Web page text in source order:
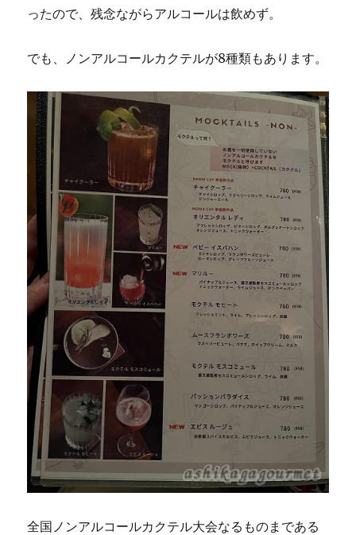
ったので、残念ながらアルコールは飲めず。
でも、ノンアルコールカクテルが8種類もあります。
全国ノンアルコールカクテル大会なるものまである